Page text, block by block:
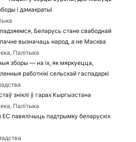
і дэмакратыі
Беларусь стане свабоднай
вызначаць народ, а не Масква
Палітыка
зборы — на іх, як мяркуецца,
работнікі сельскай гаспадаркі
зніклі ў гарах Кыргызстана
Палітыка
ЕС павялічыць падтрымку беларускіх